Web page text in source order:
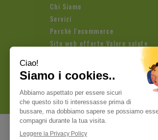
Chi Siamo
Servizi
Perchè l'ecommerce
Sito web offerte Valore salute
Pagamenti sicuri